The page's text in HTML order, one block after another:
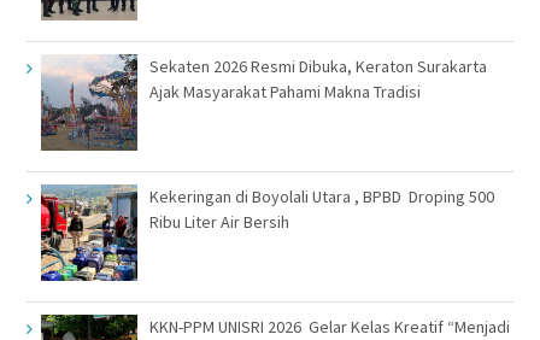
Sekaten 2026 Resmi Dibuka, Keraton Surakarta
Ajak Masyarakat Pahami Makna Tradisi
Kekeringan di Boyolali Utara , BPBD Droping 500
Ribu Liter Air Bersih
KKN-PPM UNISRI 2026 Gelar Kelas Kreatif “Menjadi